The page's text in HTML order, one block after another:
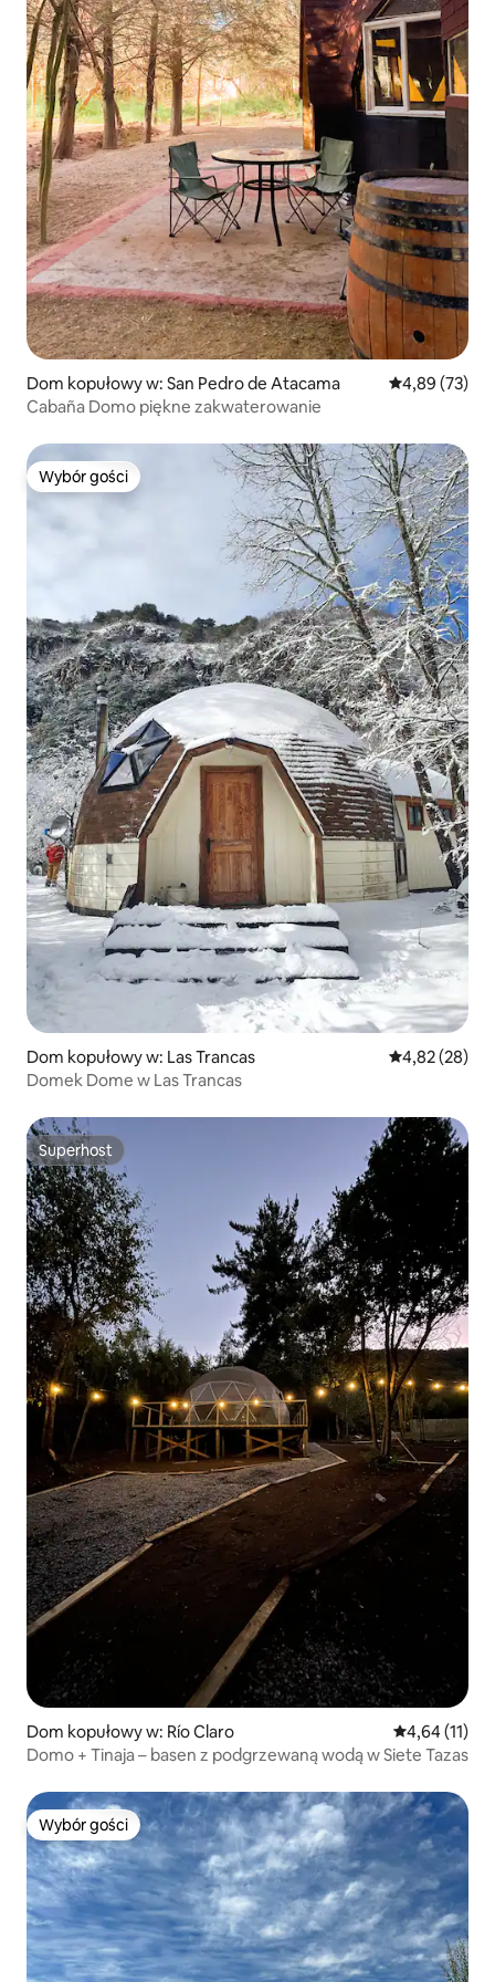
Dom kopułowy w: San Pedro de Atacama Średnia
4,89 (73)
Cabaña Domo piękne zakwaterowanie
Wybór gości
Wybór gości
Dom kopułowy w: Las Trancas Średnia
4,82 (28)
Domek Dome w Las Trancas
Superhost
Superhost
Dom kopułowy w: Río Claro Średnia
4,64 (11)
Domo + Tinaja – basen z podgrzewaną wodą w Siete Tazas
Wybór gości
Wybór gości